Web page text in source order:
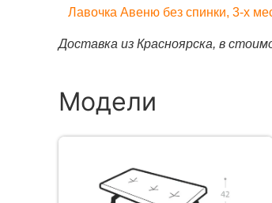
Лавочка Авеню без спинки, 3-х
Доставка из Красноярска, в
Модели